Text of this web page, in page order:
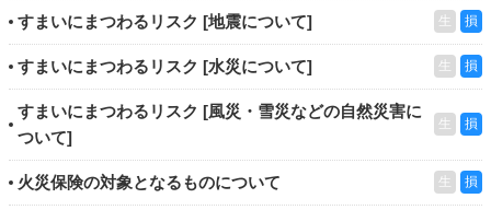
すまいにまつわるリスク [地震について] 生 損
すまいにまつわるリスク [水災について] 生 損
すまいにまつわるリスク [風災・雪災などの自然災害に
ついて]
生 損
火災保険の対象となるものについて 生 損